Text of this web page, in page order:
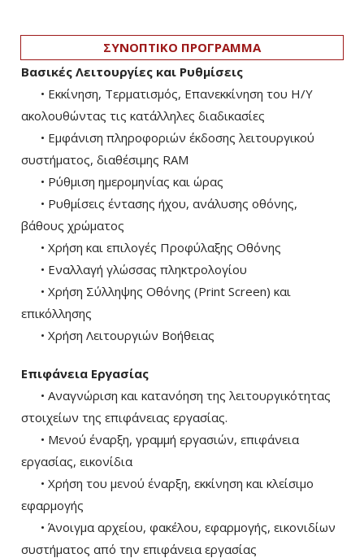
ΣΥΝΟΠΤΙΚΟ ΠΡΟΓΡΑΜΜΑ
Βασικές Λειτουργίες και Ρυθμίσεις
• Εκκίνηση, Τερματισμός, Επανεκκίνηση του Η/Υ
ακολουθώντας τις κατάλληλες διαδικασίες
• Εμφάνιση πληροφοριών έκδοσης λειτουργικού
συστήματος, διαθέσιμης RAM
• Ρύθμιση ημερομηνίας και ώρας
• Ρυθμίσεις έντασης ήχου, ανάλυσης οθόνης,
βάθους χρώματος
• Χρήση και επιλογές Προφύλαξης Οθόνης
• Εναλλαγή γλώσσας πληκτρολογίου
• Χρήση Σύλληψης Οθόνης (Print Screen) και
επικόλλησης
• Χρήση Λειτουργιών Βοήθειας
Επιφάνεια Εργασίας
• Αναγνώριση και κατανόηση της λειτουργικότητας
στοιχείων της επιφάνειας εργασίας.
• Μενού έναρξη, γραμμή εργασιών, επιφάνεια
εργασίας, εικονίδια
• Χρήση του μενού έναρξη, εκκίνηση και κλείσιμο
εφαρμογής
• Άνοιγμα αρχείου, φακέλου, εφαρμογής, εικονιδίων
συστήματος από την επιφάνεια εργασίας